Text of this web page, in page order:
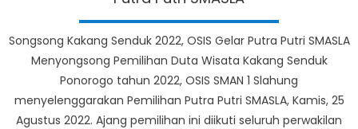
Songsong Kakang Senduk 2022, OSIS Gelar Putra Putri SMASLA
Menyongsong Pemilihan Duta Wisata Kakang Senduk
Ponorogo tahun 2022, OSIS SMAN 1 Slahung
menyelenggarakan Pemilihan Putra Putri SMASLA, Kamis, 25
Agustus 2022. Ajang pemilihan ini diikuti seluruh perwakilan